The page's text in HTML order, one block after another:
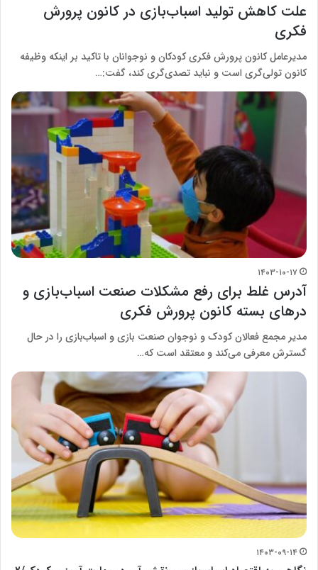
علت کاهش تولید اسباب‌بازی در کانون پرورش
فکری
مدیرعامل کانون پرورش فکری کودکان و نوجوانان با تاکید بر اینکه وظیفه
کانون تولی‌گری است و نباید تصدی‌گری کند، گفت:…
۱۴۰۳-۱۰-۱۷
آدرس غلط برای رفع مشکلات صنعت اسباب‌بازی و
درهای بسته کانون پرورش فکری
مدیر مجمع فعالان کودک و نوجوان صنعت بازی و اسباب‌بازی را در حال
گسترش معرفی می‌کند و معتقد است که…
۱۴۰۳-۰۹-۱۴